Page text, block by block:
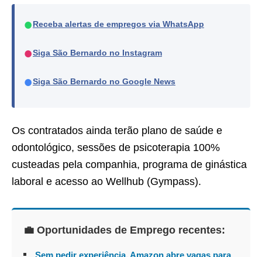
● Receba alertas de empregos via WhatsApp
●Siga São Bernardo no Instagram
●Siga São Bernardo no Google News
Os contratados ainda terão plano de saúde e
odontológico, sessões de psicoterapia 100%
custeadas pela companhia, programa de ginástica
laboral e acesso ao Wellhub (Gympass).
💼 Oportunidades de Emprego recentes:
Sem pedir experiência, Amazon abre vagas para